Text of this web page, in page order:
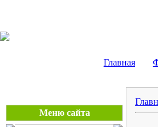
Главная
Меню сайта